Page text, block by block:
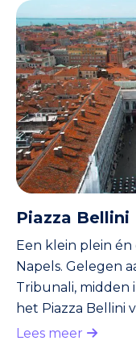
grote koepel.
Deze beginnen
halve cirkel rond
plein het Palazzo
op het p
Piazza Bellini
Een klein plein
Napels. Gelegen
Tribunali, midden
het Piazza Bellini
met ruime
Lees meer